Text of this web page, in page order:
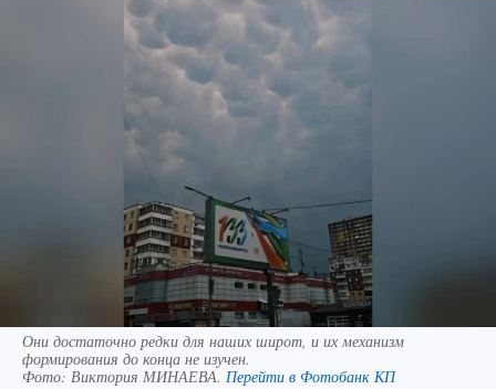
Они достаточно редки для наших широт, и их механизм
формирования до конца не изучен.
Фото: Виктория МИНАЕВА. Перейти в Фотобанк КП